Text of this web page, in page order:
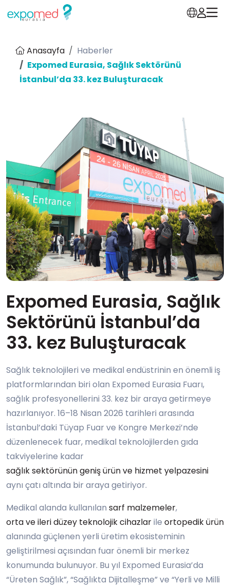
Anasayfa
Haberler
Expomed Eurasia, Sağlık Sektörünü
İstanbul’da 33. kez Buluşturacak
Expomed Eurasia, Sağlık
Sektörünü İstanbul’da
33. kez Buluşturacak
Sağlık teknolojileri ve medikal endüstrinin en önemli iş
platformlarından biri olan Expomed Eurasia Fuarı,
sağlık profesyonellerini 33. kez bir araya getirmeye
hazırlanıyor. 16–18 Nisan 2026 tarihleri arasında
İstanbul’daki Tüyap Fuar ve Kongre Merkezi’nde
düzenlenecek fuar, medikal teknolojilerden gıda
takviyelerine kadar
sağlık sektörünün geniş ürün ve hizmet yelpazesini
aynı çatı altında bir araya getiriyor.
Medikal alanda kullanılan sarf malzemeler,
orta ve ileri düzey teknolojik cihazlarile ortopedik ürün
alanında güçlenen yerli üretim ekosisteminin
geliştirilmesi açısından fuar önemli bir merkez
konumunda bulunuyor. Bu yıl Expomed Eurasia’da
“Üreten Sağlık”, “Sağlıkta Dijitalleşme” ve “Yerli ve Milli